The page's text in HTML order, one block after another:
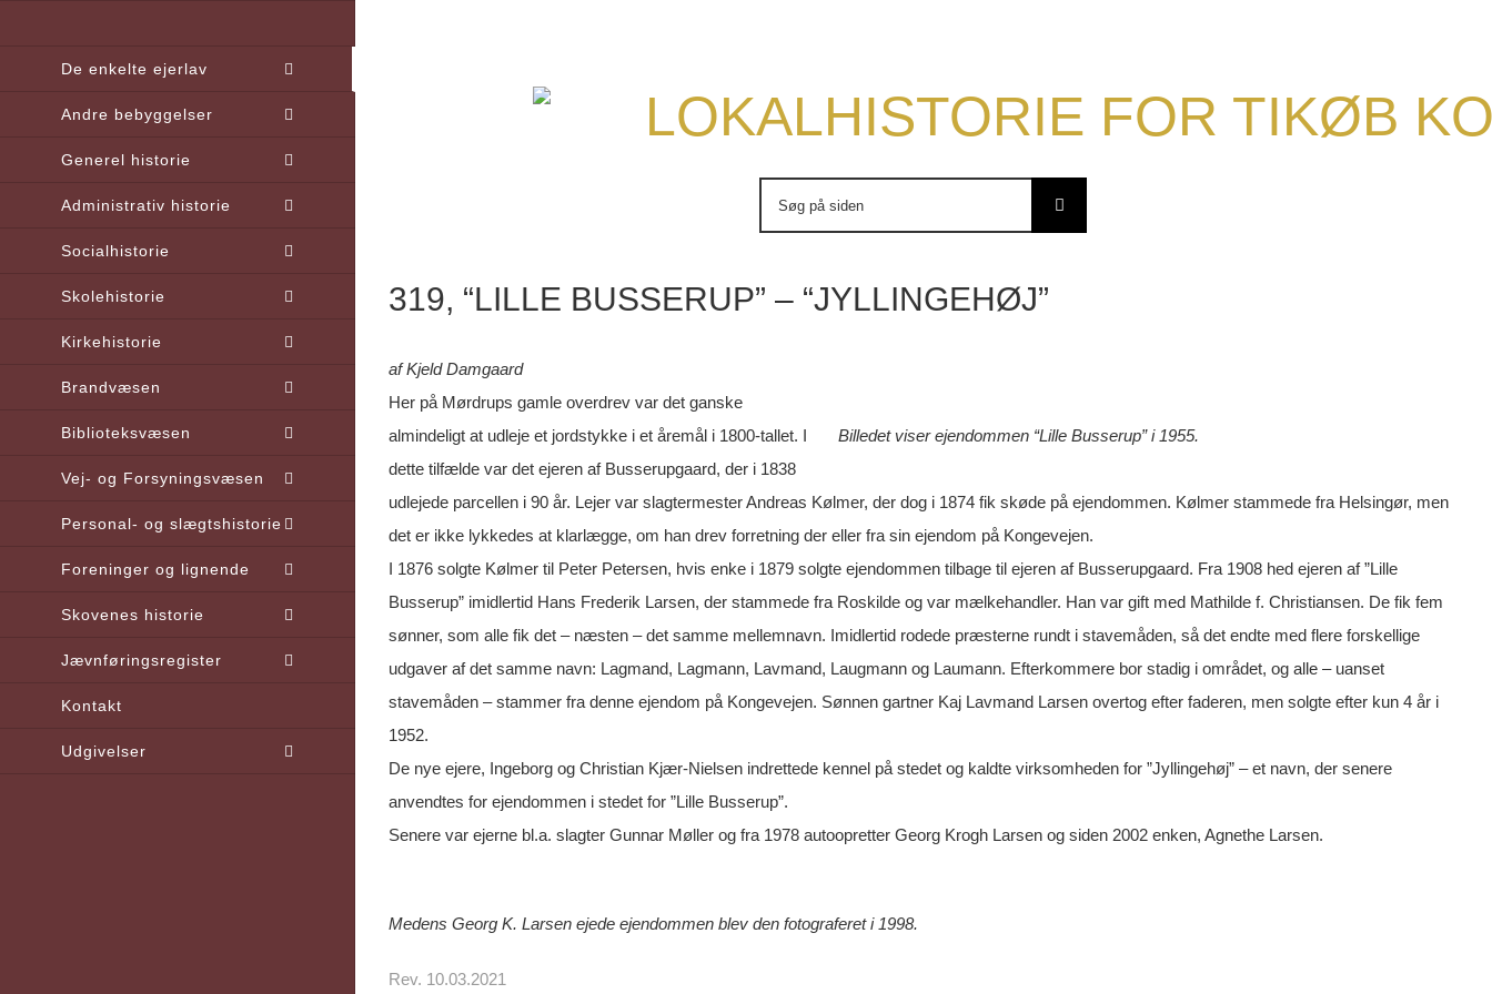
De enkelte ejerlav
Andre bebyggelser
Generel historie
Administrativ historie
Socialhistorie
Skolehistorie
Kirkehistorie
Brandvæsen
Biblioteksvæsen
Vej- og Forsyningsvæsen
Personal- og slægtshistorie
Foreninger og lignende
Skovenes historie
Jævnføringsregister
Kontakt
Udgivelser
LOKALHISTORIE FOR TIKØB
319, “LILLE BUSSERUP” – “JYLLINGEHØJ”
af Kjeld Damgaard
Billedet viser ejendommen “Lille Busserup” i 1955.
Her på Mørdrups gamle overdrev var det ganske
almindeligt at udleje et jordstykke i et åremål i 1800-tallet. I
dette tilfælde var det ejeren af Busserupgaard, der i 1838
udlejede parcellen i 90 år. Lejer var slagtermester Andreas Kølmer, der dog i 1874 fik skøde på ejendommen. Kølmer stammede fra Helsingør, men
det er ikke lykkedes at klarlægge, om han drev forretning der eller fra sin ejendom på Kongevejen.
I 1876 solgte Kølmer til Peter Petersen, hvis enke i 1879 solgte ejendommen tilbage til ejeren af Busserupgaard. Fra 1908 hed ejeren af ”Lille
Busserup” imidlertid Hans Frederik Larsen, der stammede fra Roskilde og var mælkehandler. Han var gift med Mathilde f. Christiansen. De fik fem
sønner, som alle fik det – næsten – det samme mellemnavn. Imidlertid rodede præsterne rundt i stavemåden, så det endte med flere forskellige
udgaver af det samme navn: Lagmand, Lagmann, Lavmand, Laugmann og Laumann. Efterkommere bor stadig i området, og alle – uanset
stavemåden – stammer fra denne ejendom på Kongevejen. Sønnen gartner Kaj Lavmand Larsen overtog efter faderen, men solgte efter kun 4 år i
1952.
De nye ejere, Ingeborg og Christian Kjær-Nielsen indrettede kennel på stedet og kaldte virksomheden for ”Jyllingehøj” – et navn, der senere
anvendtes for ejendommen i stedet for ”Lille Busserup”.
Senere var ejerne bl.a. slagter Gunnar Møller og fra 1978 autoopretter Georg Krogh Larsen og siden 2002 enken, Agnethe Larsen.
Medens Georg K. Larsen ejede ejendommen blev den fotograferet i 1998.
Rev. 10.03.2021